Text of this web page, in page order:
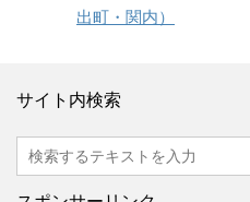
出町・関内）
サイト内検索